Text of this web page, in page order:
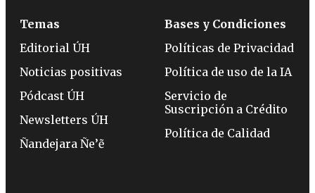
Temas
Editorial ÚH
Noticias positivas
Pódcast ÚH
Newsletters ÚH
Ñandejara Ñe’ẽ
Bases y Condiciones
Políticas de Privacidad
Política de uso de la IA
Servicio de
Suscripción a Crédito
Política de Calidad